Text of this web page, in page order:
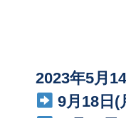
2023年5月
9月18日